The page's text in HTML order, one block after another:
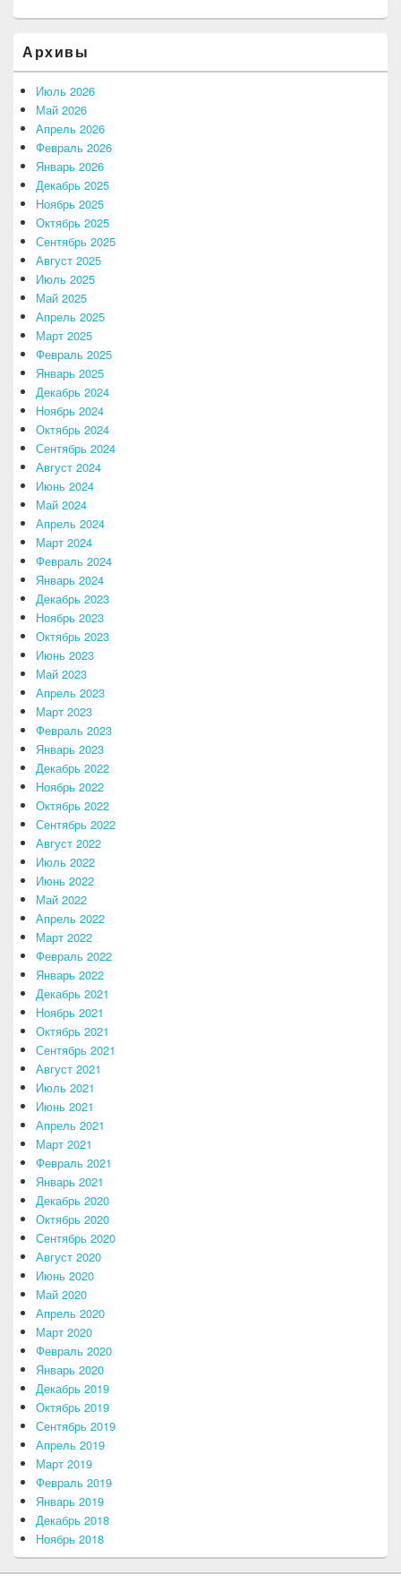
Архивы
Июль 2026
Май 2026
Апрель 2026
Февраль 2026
Январь 2026
Декабрь 2025
Ноябрь 2025
Октябрь 2025
Сентябрь 2025
Август 2025
Июль 2025
Май 2025
Апрель 2025
Март 2025
Февраль 2025
Январь 2025
Декабрь 2024
Ноябрь 2024
Октябрь 2024
Сентябрь 2024
Август 2024
Июнь 2024
Май 2024
Апрель 2024
Март 2024
Февраль 2024
Январь 2024
Декабрь 2023
Ноябрь 2023
Октябрь 2023
Июнь 2023
Май 2023
Апрель 2023
Март 2023
Февраль 2023
Январь 2023
Декабрь 2022
Ноябрь 2022
Октябрь 2022
Сентябрь 2022
Август 2022
Июль 2022
Июнь 2022
Май 2022
Апрель 2022
Март 2022
Февраль 2022
Январь 2022
Декабрь 2021
Ноябрь 2021
Октябрь 2021
Сентябрь 2021
Август 2021
Июль 2021
Июнь 2021
Апрель 2021
Март 2021
Февраль 2021
Январь 2021
Декабрь 2020
Октябрь 2020
Сентябрь 2020
Август 2020
Июнь 2020
Май 2020
Апрель 2020
Март 2020
Февраль 2020
Январь 2020
Декабрь 2019
Октябрь 2019
Сентябрь 2019
Апрель 2019
Март 2019
Февраль 2019
Январь 2019
Декабрь 2018
Ноябрь 2018